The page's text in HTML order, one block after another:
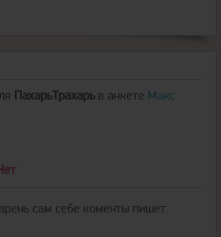
ПахарьТрахарьв анкете Макс
сам себе коменты пишет.